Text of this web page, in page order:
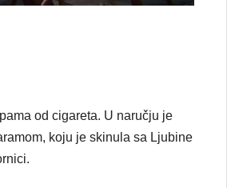
od cigareta. U naručju je
koju je skinula sa Ljubine